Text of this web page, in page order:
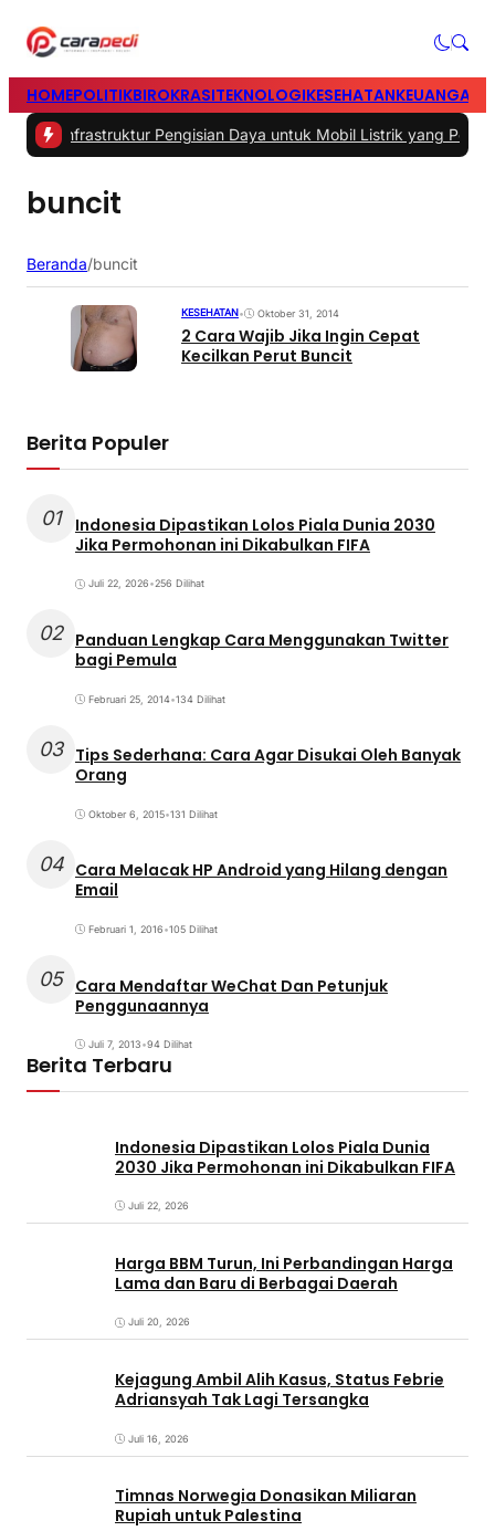
HOMEPOLITIKBIROKRASITEKNOLOGIKESEHATANKEUANGAN
Infrastruktur Pengisian Daya untuk Mobil Listrik yang Perlu
buncit
Beranda/buncit
KESEHATAN• Oktober 31, 2014
2 Cara Wajib Jika Ingin Cepat
Kecilkan Perut Buncit
Berita Populer
01
Indonesia Dipastikan Lolos Piala Dunia 2030
Jika Permohonan ini Dikabulkan FIFA
Juli 22, 2026•256 Dilihat
02 Panduan Lengkap Cara Menggunakan Twitter
bagi Pemula
Februari 25, 2014•134 Dilihat
03 Tips Sederhana: Cara Agar Disukai Oleh Banyak
Orang
Oktober 6, 2015•131 Dilihat
04 Cara Melacak HP Android yang Hilang dengan
Email
Februari 1, 2016•105 Dilihat
05 Cara Mendaftar WeChat Dan Petunjuk
Penggunaannya
Juli 7, 2013•94 Dilihat
Berita Terbaru
Indonesia Dipastikan Lolos Piala Dunia
2030 Jika Permohonan ini Dikabulkan FIFA
Juli 22, 2026
Harga BBM Turun, Ini Perbandingan Harga
Lama dan Baru di Berbagai Daerah
Juli 20, 2026
Kejagung Ambil Alih Kasus, Status Febrie
Adriansyah Tak Lagi Tersangka
Juli 16, 2026
Timnas Norwegia Donasikan Miliaran
Rupiah untuk Palestina